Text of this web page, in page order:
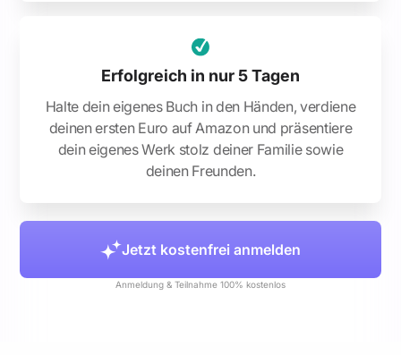
Erfolgreich in nur 5 Tagen
Halte dein eigenes Buch in den Händen, verdiene
deinen ersten Euro auf Amazon und präsentiere
dein eigenes Werk stolz deiner Familie sowie
deinen Freunden.
Jetzt kostenfrei anmelden
Anmeldung & Teilnahme 100% kostenlos